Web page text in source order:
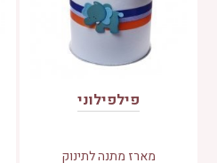
פילפילוני
מארז מתנה לתינוק